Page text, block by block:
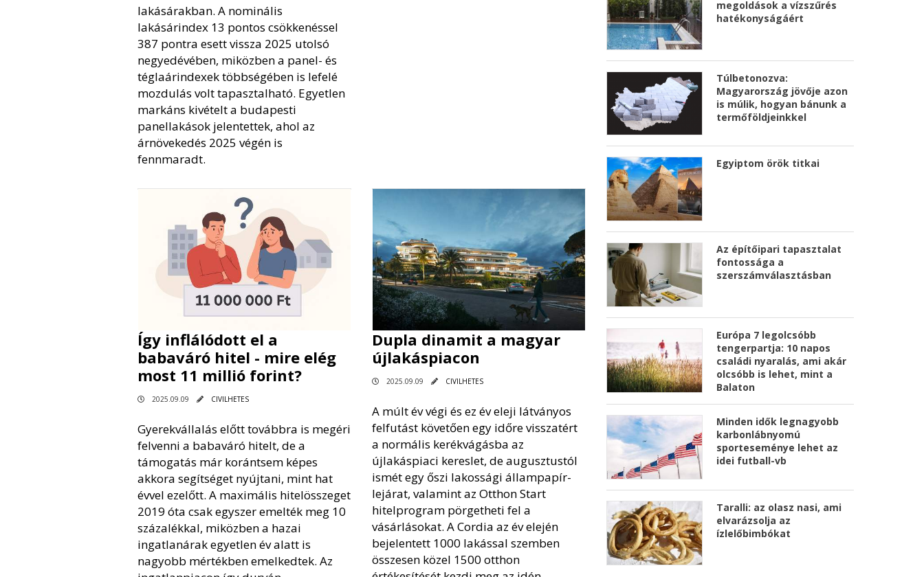
lakásárakban. A nominális
lakásárindex 13 pontos csökkenéssel
387 pontra esett vissza 2025 utolsó
negyedévében, miközben a panel- és
téglaárindexek többségében is lefelé
mozdulás volt tapasztalható. Egyetlen
markáns kivételt a budapesti
panellakások jelentettek, ahol az
árnövekedés 2025 végén is
fennmaradt.
Így inflálódott el a
babaváró hitel - mire elég
most 11 millió forint?
2025.09.09 CIVILHETES
Gyerekvállalás előtt továbbra is megéri
felvenni a babaváró hitelt, de a
támogatás már korántsem képes
akkora segítséget nyújtani, mint hat
évvel ezelőtt. A maximális hitelösszeget
2019 óta csak egyszer emelték meg 10
százalékkal, miközben a hazai
ingatlanárak egyetlen év alatt is
nagyobb mértékben emelkedtek. Az
Dupla dinamit a magyar
újlakáspiacon
2025.09.09 CIVILHETES
A múlt év végi és ez év eleji látványos
felfutást követően egy időre visszatért
a normális kerékvágásba az
újlakáspiaci kereslet, de augusztustól
ismét egy őszi lakossági állampapír-
lejárat, valamint az Otthon Start
hitelprogram pörgetheti fel a
vásárlásokat. A Cordia az év elején
bejelentett 1000 lakással szemben
összesen közel 1500 otthon
megoldások a vízszűrés
hatékonyságáért
Túlbetonozva:
Magyarország jövője azon
is múlik, hogyan bánunk a
termőföldjeinkkel
Egyiptom örök titkai
Az építőipari tapasztalat
fontossága a
szerszámválasztásban
Európa 7 legolcsóbb
tengerpartja: 10 napos
családi nyaralás, ami akár
olcsóbb is lehet, mint a
Balaton
Minden idők legnagyobb
karbonlábnyomú
sporteseménye lehet az
idei futball-vb
Taralli: az olasz nasi, ami
elvarázsolja az
ízlelőbimbókat